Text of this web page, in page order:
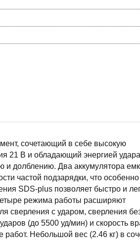
сочетающий в себе высокую
21 В и обладающий энергией
и долблению. Два аккумулятора
частой подзарядки, что
SDS-plus позволяет быстро и
режима работы расширяют
сверления с ударом, сверления
(до 5500 уд/мин) и скорость
Небольшой вес (2.46 кг) в